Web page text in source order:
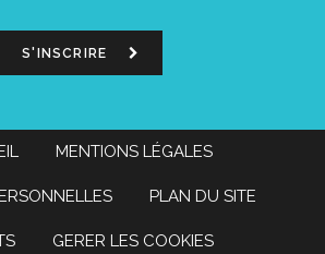
S'INSCRIRE
MENTIONS LÉGALES
PLAN DU SITE
GERER LES COOKIES